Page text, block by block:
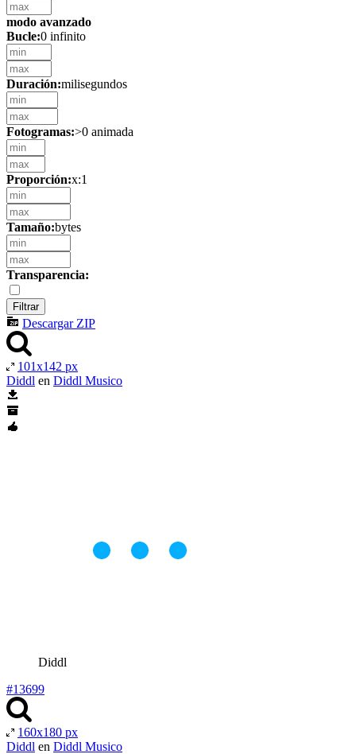
modo avanzado
Bucle:0 infinito
Duración:milisegundos
Fotogramas:>0 animada
Proporción:x:1
Tamaño:bytes
Transparencia:
Descargar ZIP
101x142 px
Diddl en Diddl Musico
Diddl
#13699
160x180 px
Diddl en Diddl Musico